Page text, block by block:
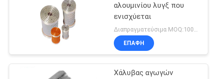
αλουμινίου λυγξ που
ενισχύεται
Διαπραγματεύσιμα MOQ:1000M
ΕΠΑΦΉ
Χάλυβας αγωγών